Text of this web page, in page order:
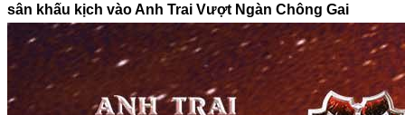
sân khấu kịch vào Anh Trai Vượt Ngàn Chông Gai